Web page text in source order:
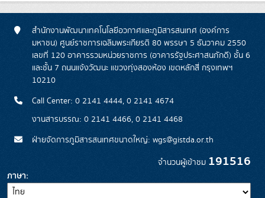
สำนักงานพัฒนาเทคโนโลยีอวกาศและภูมิสารสนเทศ (องค์การ
มหาชน) ศูนย์ราชการเฉลิมพระเกียรติ 80 พรรษา 5 ธันวาคม 2550
เลขที่ 120 อาคารรวมหน่วยราชการ (อาคารรัฐประศาสนภักดี) ชั้น 6
และชั้น 7 ถนนแจ้งวัฒนะ แขวงทุ่งสองห้อง เขตหลักสี่ กรุงเทพฯ
10210
Call Center: 0 2141 4444, 0 2141 4674
งานสารบรรณ: 0 2141 4466, 0 2141 4468
ฝ่ายจัดการภูมิสารสนเทศขนาดใหญ่: wgs@gistda.or.th
จำนวนผู้เข้าชม 191516
ภาษา